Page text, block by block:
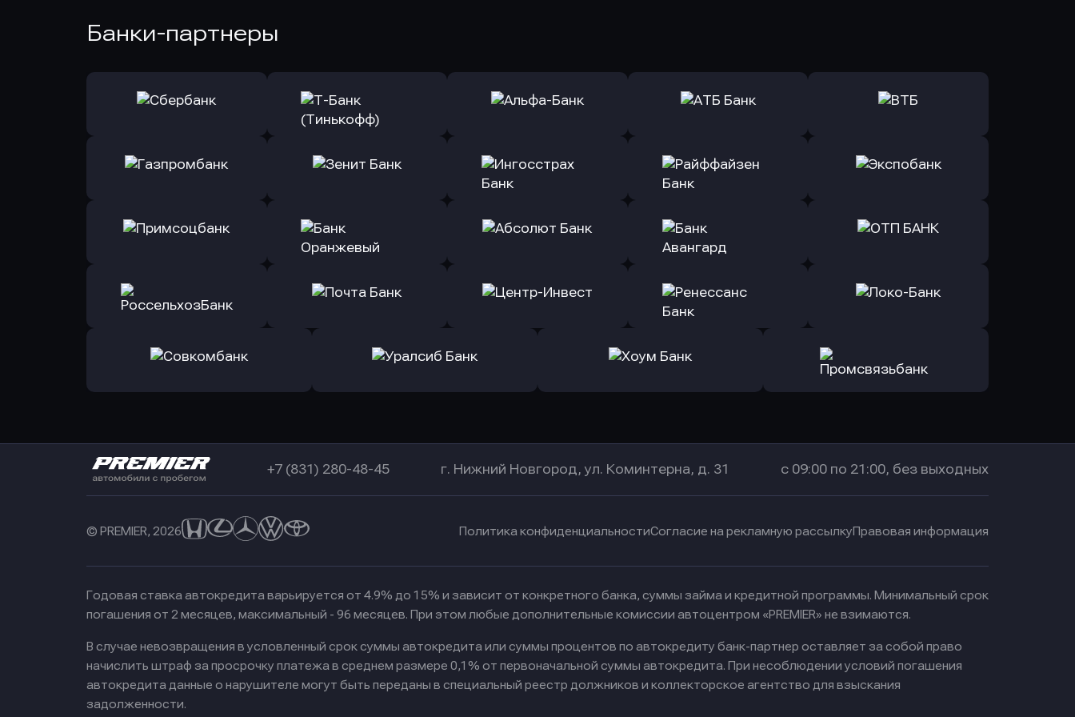
Банки-партнеры
Оправить заявку
Оправить заявку
Оправить заявку
в Альфа-Банк
Оправить заявку
в АТБ Банк
Оправить заявку
Оправить заявку
Оправить заявку
в Зенит Банк
Оправить заявку
Оправить заявку
в Райффайзен Банк
Оправить заявку
Оправить заявку
в Примсоцбанк
Оправить заявку
Оправить заявку
Оправить заявку
в Банк Авангард
Оправить заявку
Оправить заявку
Оправить заявку
Оправить заявку
в Локо-Банк
+7 (831) 280-48-45 г. Нижний Новгород, ул. Коминтерна, д. 31 с 09:00 по 21:00, без выходных
© PREMIER, 2026 Политика конфиденциальностиСогласие на рекламную рассылкуПравовая информация
Годовая ставка автокредита варьируется от 4.9% до 15% и зависит от конкретного банка, суммы займа и кредитной программы. Минимальный срок
погашения от 2 месяцев, максимальный - 96 месяцев. При этом любые дополнительные комиссии автоцентром «PREMIER» не взимаются.
В случае невозвращения в условленный срок суммы автокредита или суммы процентов по автокредиту банк-партнер оставляет за собой право
начислить штраф за просрочку платежа в среднем размере 0,1% от первоначальной суммы автокредита. При несоблюдении условий погашения
автокредита данные о нарушителе могут быть переданы в специальный реестр должников и коллекторское агентство для взыскания
задолженности.